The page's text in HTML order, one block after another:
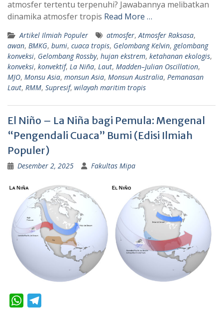
atmosfer tertentu terpenuhi? Jawabannya melibatkan
dinamika atmosfer tropis Read More …
Artikel Ilmiah Populer atmosfer, Atmosfer Raksasa,
awan, BMKG, bumi, cuaca tropis, Gelombang Kelvin, gelombang
konveksi, Gelombang Rossby, hujan ekstrem, ketahanan ekologis,
konveksi, konvektif, La Niña, Laut, Madden–Julian Oscillation,
MJO, Monsu Asia, monsun Asia, Monsun Australia, Pemanasan
Laut, RMM, Supresif, wilayah maritim tropis
El Niño – La Niña bagi Pemula: Mengenal
“Pengendali Cuaca” Bumi (Edisi Ilmiah
Populer)
Desember 2, 2025 Fakultas Mipa
W